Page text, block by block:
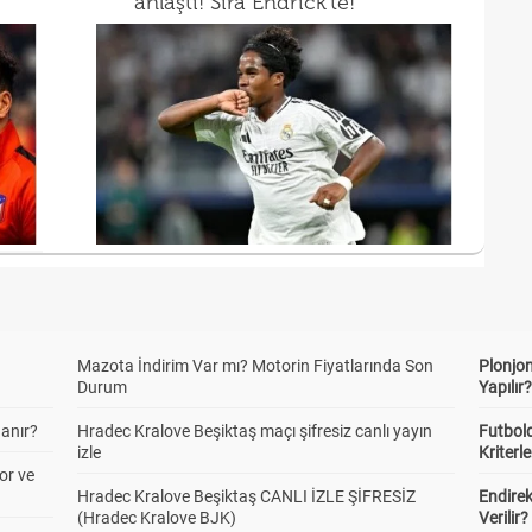
ve
Mazota İndirim Var mı? Motorin Fiyatlarında Son
Durum
Hradec Kralove Beşiktaş maçı şifresiz canlı yayın
izle
Hradec Kralove Beşiktaş CANLI İZLE ŞİFRESİZ
(Hradec Kralove BJK)
Yapılır?
Verilir?